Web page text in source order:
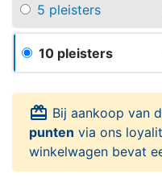
5 pleisters
10 pleisters
card_giftcard Bij aankoop van
punten via ons
winkelwagen bevat